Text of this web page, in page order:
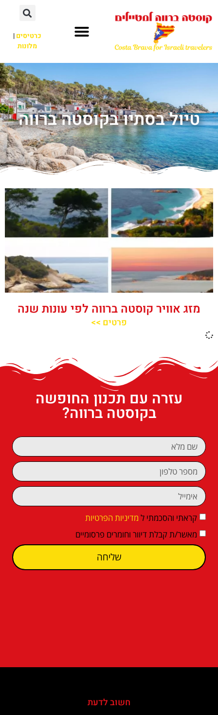
כרטיסים|
מלונות
טיול בסתיו בקוסטה ברווה
מזג אוויר קוסטה ברווה לפי עונות שנה
פרטים >>
עזרה עם תכנון החופשה
בקוסטה ברווה?
קראתי והסכמתי ל מדיניות הפרטיות
מאשר/ת קבלת דיוור וחומרים פרסומיים
שליחה
חשוב לדעת